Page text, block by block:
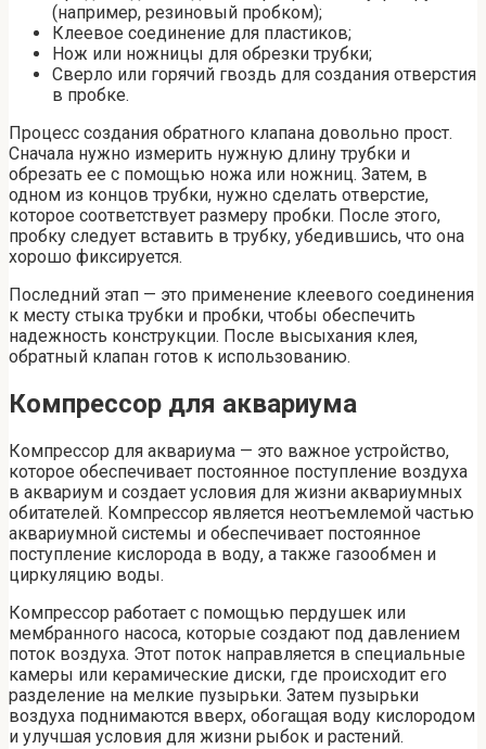
(например, резиновый пробком);
Клеевое соединение для пластиков;
Нож или ножницы для обрезки трубки;
Сверло или горячий гвоздь для создания отверстия
в пробке.
Процесс создания обратного клапана довольно прост.
Сначала нужно измерить нужную длину трубки и
обрезать ее с помощью ножа или ножниц. Затем, в
одном из концов трубки, нужно сделать отверстие,
которое соответствует размеру пробки. После этого,
пробку следует вставить в трубку, убедившись, что она
хорошо фиксируется.
Последний этап — это применение клеевого соединения
к месту стыка трубки и пробки, чтобы обеспечить
надежность конструкции. После высыхания клея,
обратный клапан готов к использованию.
Компрессор для аквариума
Компрессор для аквариума — это важное устройство,
которое обеспечивает постоянное поступление воздуха
в аквариум и создает условия для жизни аквариумных
обитателей. Компрессор является неотъемлемой частью
аквариумной системы и обеспечивает постоянное
поступление кислорода в воду, а также газообмен и
циркуляцию воды.
Компрессор работает с помощью пердушек или
мембранного насоса, которые создают под давлением
поток воздуха. Этот поток направляется в специальные
камеры или керамические диски, где происходит его
разделение на мелкие пузырьки. Затем пузырьки
воздуха поднимаются вверх, обогащая воду кислородом
и улучшая условия для жизни рыбок и растений.